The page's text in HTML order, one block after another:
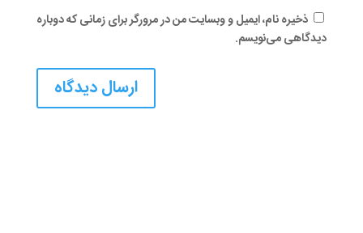
ذخیره نام، ایمیل و وبسایت من در مرورگر برای زمانی که دوباره
دیدگاهی می‌نویسم.